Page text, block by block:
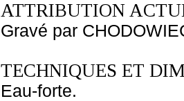
ATTRIBUTION
Gravé par
TECHNIQUES ET
Eau-forte.